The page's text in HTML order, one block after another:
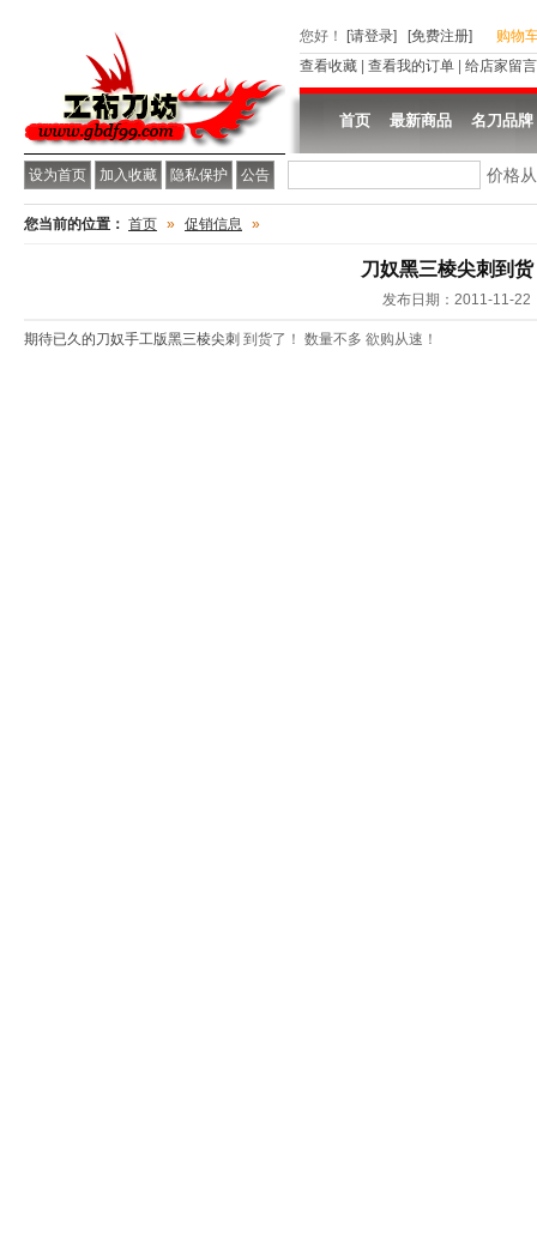
设为首页 加入收藏 隐私保护 公告
您好 ！ [请登录] [免费注册]
购物
查看收藏
查看我的订单 给店家留言
首页 最新商品 名刀品牌
价格
您当前的位置： 首页 » 促销信息 »
刀奴黑三棱尖刺到货
发布日期：2011-11-22
期待已久的刀奴手工版黑三棱尖刺 到货了！ 数量不多 欲购从速！